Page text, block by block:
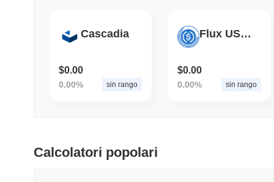
Cascadia
$0.00
0.00% sin rango
Flux USDC
$0.00
0.00% sin rango
Calcolatori popolari